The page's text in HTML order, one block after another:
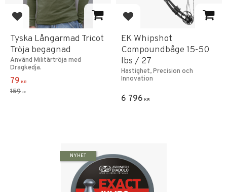
Add to favorites
Tyska Långarmad Tricot
Tröja begagnad
Använd Militärtröja med
Dragkedja.
79 KR
159 KR
Add to favorites
EK Whipshot
Compoundbåge 15-50
lbs / 27
Hastighet, Precision och
Innovation
6 796 KR
NYHET